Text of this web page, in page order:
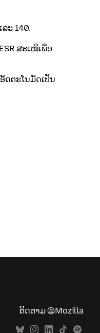
ະ 140.
ສະເໝີເພື່ອ
ດຕະໂນມັດເປັນ
ຕິດຕາມ @Mozilla